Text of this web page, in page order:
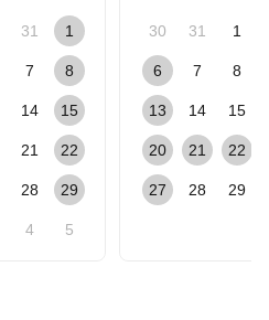
31 1
7 8
14 15
21 22
28 29
4 5
30 31 1
6 7 8
13 14 15
20 21 22
27 28 29